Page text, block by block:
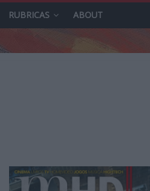
RUBRICAS ABOUT